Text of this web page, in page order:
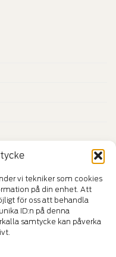
vi tekniker som cookies
på din enhet. Att
för oss att behandla
ID:n på denna
samtycke kan påverka